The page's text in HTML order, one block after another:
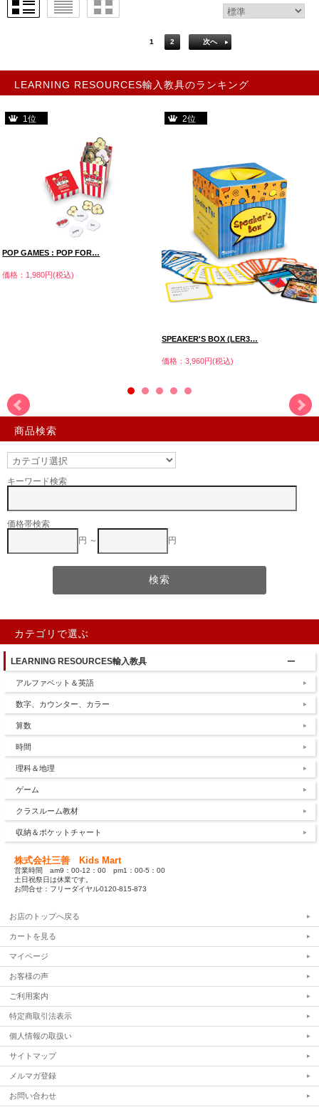
1 2 次へ
LEARNING RESOURCES輸入教具のランキング
1位
POP GAMES : POP FOR…
価格：1,980円(税込)
2位
SPEAKER'S BOX (LER3…
価格：3,960円(税込)
商品検索
キーワード検索
価格帯検索
円 ～
円
カテゴリで選ぶ
LEARNING RESOURCES輸入教具
アルファベット＆英語
数字、カウンター、カラー
算数
時間
理科＆地理
ゲーム
クラスルーム教材
収納＆ポケットチャート
株式会社三善 Kids Mart
営業時間 am9：00-12：00 pm1：00-5：00
土日祝祭日は休業です。
お問合せ：フリーダイヤル0120-815-873
お店のトップへ戻る
カートを見る
マイページ
お客様の声
ご利用案内
特定商取引法表示
個人情報の取扱い
サイトマップ
メルマガ登録
お問い合わせ